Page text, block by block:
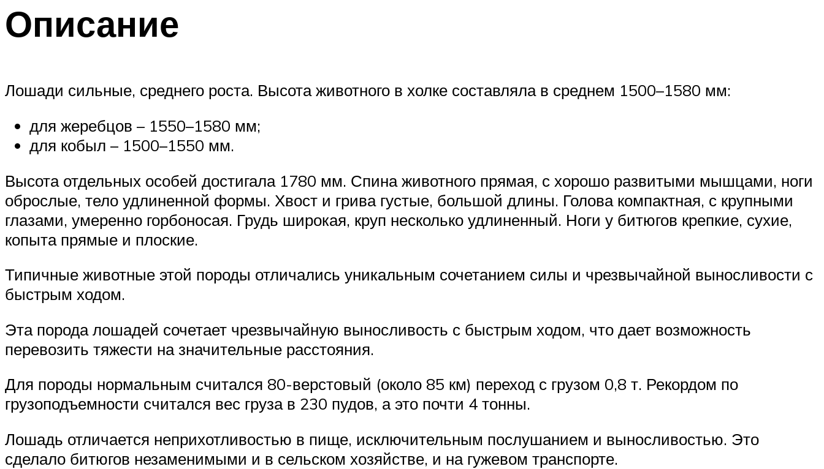
Описание
Лошади сильные, среднего роста. Высота животного в холке составляла в среднем 1500–1580 мм:
для жеребцов – 1550–1580 мм;
для кобыл – 1500–1550 мм.
Высота отдельных особей достигала 1780 мм. Спина животного прямая, с хорошо развитыми мышцами, ноги
оброслые, тело удлиненной формы. Хвост и грива густые, большой длины. Голова компактная, с крупными
глазами, умеренно горбоносая. Грудь широкая, круп несколько удлиненный. Ноги у битюгов крепкие, сухие,
копыта прямые и плоские.
Типичные животные этой породы отличались уникальным сочетанием силы и чрезвычайной выносливости с
быстрым ходом.
Эта порода лошадей сочетает чрезвычайную выносливость с быстрым ходом, что дает возможность
перевозить тяжести на значительные расстояния.
Для породы нормальным считался 80-верстовый (около 85 км) переход с грузом 0,8 т. Рекордом по
грузоподъемности считался вес груза в 230 пудов, а это почти 4 тонны.
Лошадь отличается неприхотливостью в пище, исключительным послушанием и выносливостью. Это
сделало битюгов незаменимыми и в сельском хозяйстве, и на гужевом транспорте.